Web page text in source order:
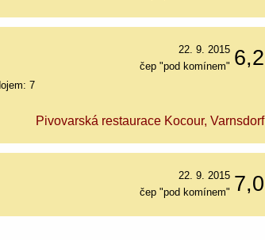
6,2
22. 9. 2015
čep "pod komínem"
7
Pivovarská restaurace Kocour, Varnsdorf
7,0
22. 9. 2015
čep "pod komínem"